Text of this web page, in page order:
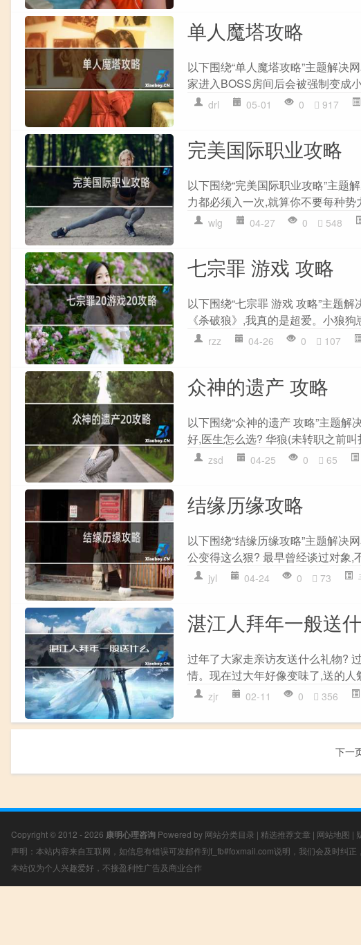
单人魔塔攻略
以下围绕“单人魔塔攻略”主题解决
家进入BOSS房间后会被强制变成
drl 05-01 0 917
完美国际职业攻略
以下围绕“完美国际职业攻略”主题
力都必须入一次,就算你不要每种势
wlg 04-27 0 548
七宗罪 游戏 攻略
以下围绕“七宗罪 游戏 攻略”主题
《杀破狼》,我真的是超爱。小狼
rzz 04-26 0 107
众神的遗产 攻略
以下围绕“众神的遗产 攻略”主题
好,医生怎么选? 华狼(未转职之前叫
zsd 04-25 0 65
结缘历缘攻略
以下围绕“结缘历缘攻略”主题解决
公变得这么狠? 最早曾经谈过对象,
jyl 04-24 0 73
湛江人拜年一般送
过年了大家走亲访友送什么礼物?
情。现在过大年好像变味了,送的
zjr 02-11 0 356
下一
Copyright © 2012 - 2026 康明心理咨询 Powered by 网站分类目录 | 精选推荐文章 | 网站地图 |
声明：本站内容来自互联网，如信息有错误可发邮件到f_fb#foxmail.com说明，我们会及时纠正
本站仅为个人兴趣爱好，不接盈利性广告及商业合作